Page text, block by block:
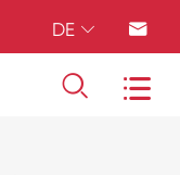
DE  
 